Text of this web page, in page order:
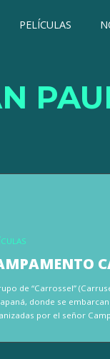
PELÍCULAS
de “Carrossel”
donde se
por el señor